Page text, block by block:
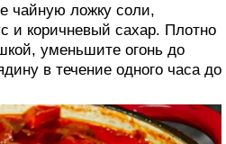
чайную ложку соли,
и коричневый сахар. Плотно
уменьшите огонь до
в течение одного часа до